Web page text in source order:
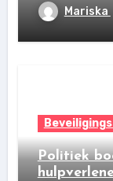
Mariska
Politiek